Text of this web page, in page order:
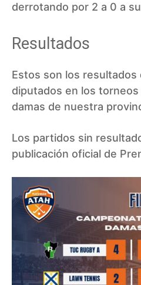
derrotando por 2 a 0 a
Resultados
Estos son los resultados
diputados en los torneos
damas de nuestra
Los partidos sin
publicación oficial de